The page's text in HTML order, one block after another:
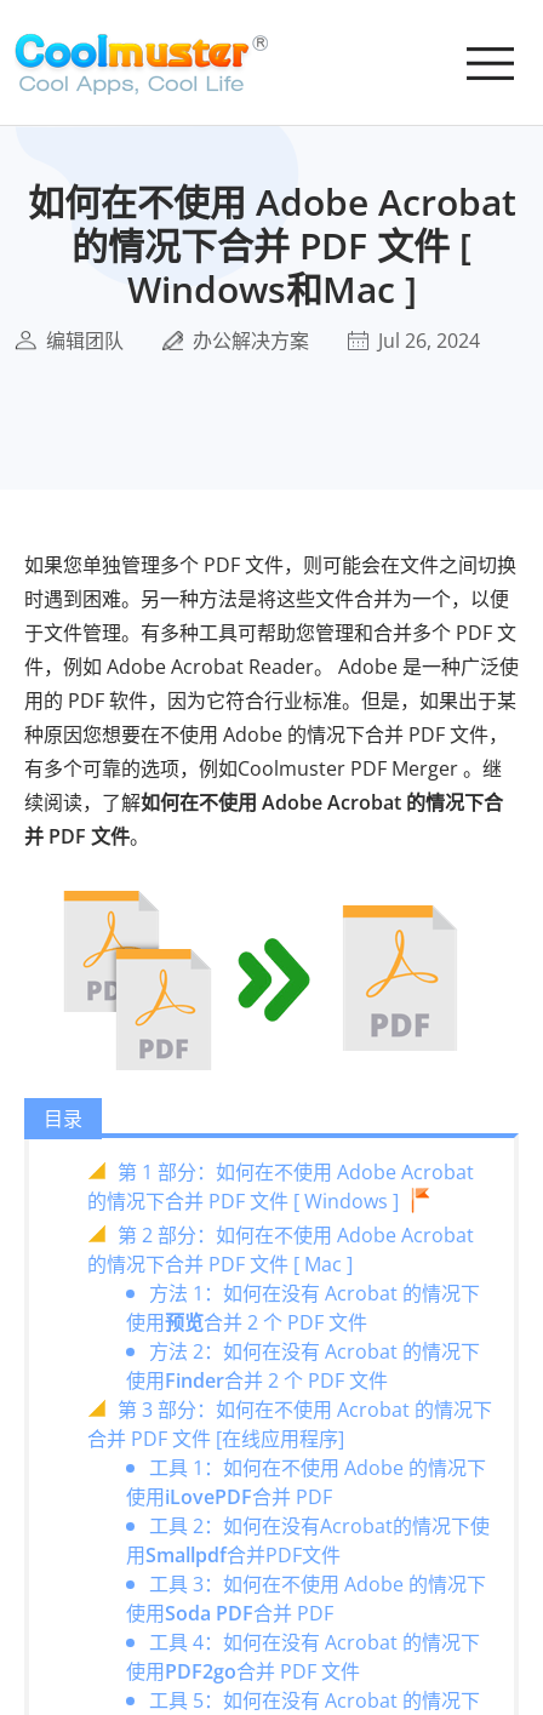
如何在不使用 Adob​​e Acrobat
的情况下合并 PDF 文件 [
Windows和Mac ]
编辑团队 办公解决方案 Jul 26, 2024
如果您单独管理多个 PDF 文件，则可能会在文件之间切换
时遇到困难。另一种方法是将这些文件合并为一个，以便
于文件管理。有多种工具可帮助您管理和合并多个 PDF 文
件，例如 Adob​​e Acrobat Reader。 Adobe 是一种广泛使
用的 PDF 软件，因为它符合行业标准。但是，如果出于某
种原因您想要在不使用 Adob​​e 的情况下合并 PDF 文件，
有多个可靠的选项，例如Coolmuster PDF Merger 。继
续阅读，了解如何在不使用 Adob​​e Acrobat 的情况下合
并 PDF 文件。
目录
第 1 部分：如何在不使用 Adob​​e Acrobat
的情况下合并 PDF 文件 [ Windows ]
第 2 部分：如何在不使用 Adob​​e Acrobat
的情况下合并 PDF 文件 [ Mac ]
方法 1：如何在没有 Acrobat 的情况下
使用预览合并 2 个 PDF 文件
方法 2：如何在没有 Acrobat 的情况下
使用Finder合并 2 个 PDF 文件
第 3 部分：如何在不使用 Acrobat 的情况下
合并 PDF 文件 [在线应用程序]
工具 1：如何在不使用 Adob​​e 的情况下
使用iLovePDF合并 PDF
工具 2：如何在没有Acrobat的情况下使
用Smallpdf合并PDF文件
工具 3：如何在不使用 Adob​​e 的情况下
使用Soda PDF合并 PDF
工具 4：如何在没有 Acrobat 的情况下
使用PDF2go合并 PDF 文件
工具 5：如何在没有 Acrobat 的情况下